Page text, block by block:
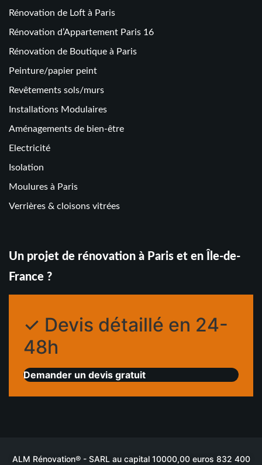
Rénovation de Loft à Paris
Rénovation d’Appartement Paris 16
Rénovation de Boutique à Paris
Peinture/papier peint
Revêtements sols/murs
Installations Modulaires
Aménagements de bien-être
Electricité
Isolation
Moulures à Paris
Verrières & cloisons vitrées
Un projet de rénovation à Paris et en Île-de-
France ?
✓ Devis détaillé en 24-
48h
Demander un devis gratuit
ALM Rénovation® - SARL au capital 10000,00 euros 832 400